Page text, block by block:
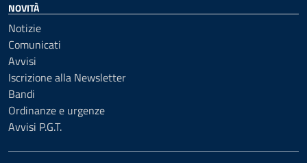
NOVITÀ
Notizie
Comunicati
Avvisi
Iscrizione alla Newsletter
Bandi
Ordinanze e urgenze
Avvisi P.G.T.